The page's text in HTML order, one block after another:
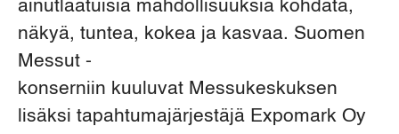
ainutlaatuisia mahdollisuuksia kohdata,
näkyä, tuntea, kokea ja kasvaa. Suomen
Messut -
konserniin kuuluvat Messukeskuksen
lisäksi tapahtumajärjestäjä Expomark Oy